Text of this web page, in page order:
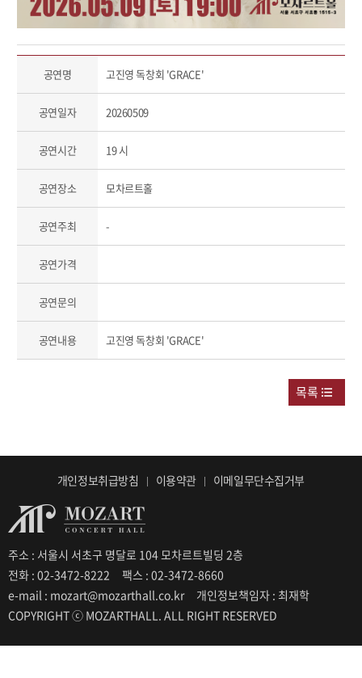
공연명 고진영 독창회 'GRACE'
공연일자 20260509
공연시간 19 시
공연장소 모차르트홀
공연주최 -
공연가격
공연문의
공연내용 고진영 독창회 'GRACE'
목록
개인정보취급방침 이용약관 이메일무단수집거부
주소 : 서울시 서초구 명달로 104 모차르트빌딩 2층
전화 : 02-3472-8222
팩스 : 02-3472-8660
e-mail : mozart@mozarthall.co.kr
개인정보책임자 : 최재학
COPYRIGHT ⓒ MOZARTHALL. ALL RIGHT RESERVED